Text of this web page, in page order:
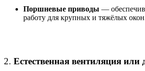
Поршневые приводы —
работу для крупных и тяжёлых
2. Естественная вентиляция или